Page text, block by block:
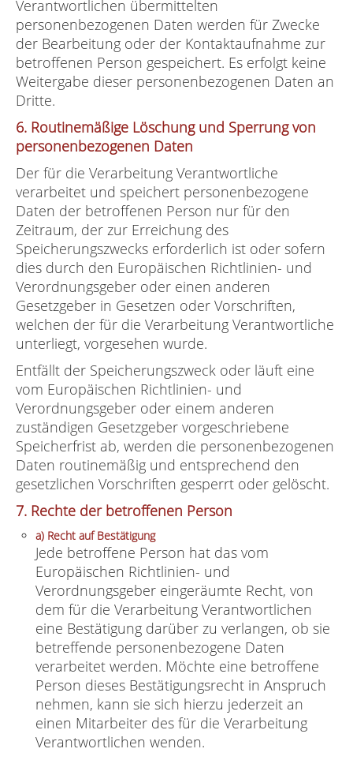
Verantwortlichen übermittelten
personenbezogenen Daten werden für Zwecke
der Bearbeitung oder der Kontaktaufnahme zur
betroffenen Person gespeichert. Es erfolgt keine
Weitergabe dieser personenbezogenen Daten an
Dritte.
6. Routinemäßige Löschung und Sperrung von
personenbezogenen Daten
Der für die Verarbeitung Verantwortliche
verarbeitet und speichert personenbezogene
Daten der betroffenen Person nur für den
Zeitraum, der zur Erreichung des
Speicherungszwecks erforderlich ist oder sofern
dies durch den Europäischen Richtlinien- und
Verordnungsgeber oder einen anderen
Gesetzgeber in Gesetzen oder Vorschriften,
welchen der für die Verarbeitung Verantwortliche
unterliegt, vorgesehen wurde.
Entfällt der Speicherungszweck oder läuft eine
vom Europäischen Richtlinien- und
Verordnungsgeber oder einem anderen
zuständigen Gesetzgeber vorgeschriebene
Speicherfrist ab, werden die personenbezogenen
Daten routinemäßig und entsprechend den
gesetzlichen Vorschriften gesperrt oder gelöscht.
7. Rechte der betroffenen Person
a) Recht auf Bestätigung
Jede betroffene Person hat das vom
Europäischen Richtlinien- und
Verordnungsgeber eingeräumte Recht, von
dem für die Verarbeitung Verantwortlichen
eine Bestätigung darüber zu verlangen, ob sie
betreffende personenbezogene Daten
verarbeitet werden. Möchte eine betroffene
Person dieses Bestätigungsrecht in Anspruch
nehmen, kann sie sich hierzu jederzeit an
einen Mitarbeiter des für die Verarbeitung
Verantwortlichen wenden.